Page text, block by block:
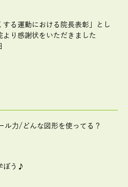
する運動における院長表彰」とし
より感謝状をいただきました
ル力 /どんな図形を使ってる？
ぼう♪